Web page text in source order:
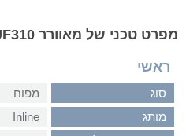
מפרט טכני של מאוורר Inline UF310
ראשי
סוג
מפוח
מותג
Inline